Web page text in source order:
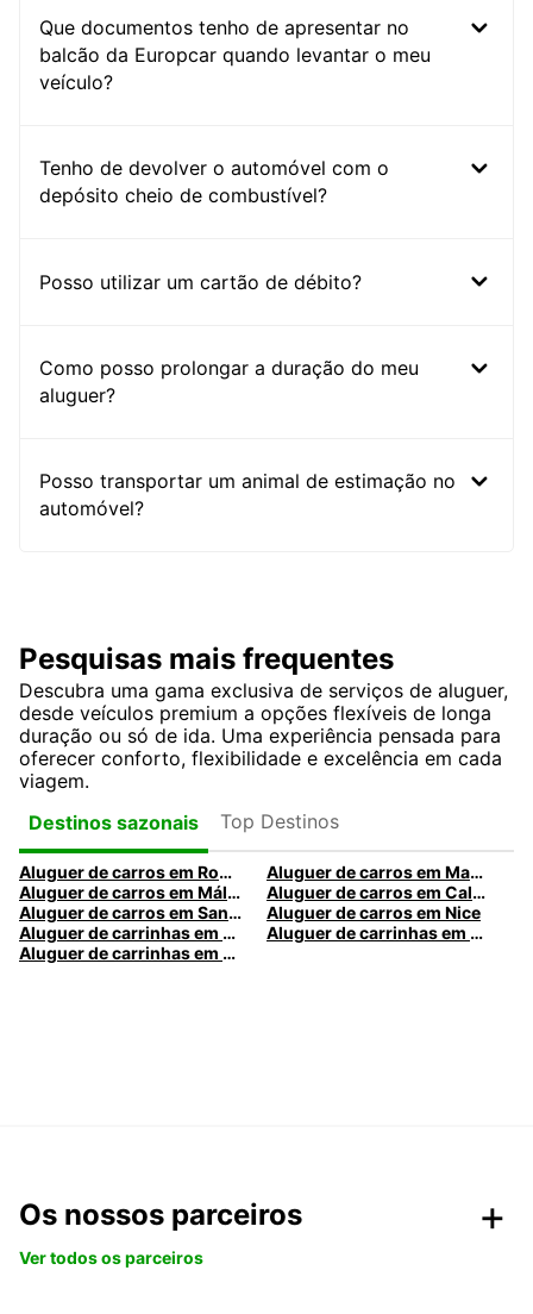
Que documentos tenho de apresentar no
balcão da Europcar quando levantar o meu
veículo?
Tenho de devolver o automóvel com o
depósito cheio de combustível?
Posso utilizar um cartão de débito?
Como posso prolongar a duração do meu
aluguer?
Posso transportar um animal de estimação no
automóvel?
Pesquisas mais frequentes
Descubra uma gama exclusiva de serviços de aluguer,
desde veículos premium a opções flexíveis de longa
duração ou só de ida. Uma experiência pensada para
oferecer conforto, flexibilidade e excelência em cada
viagem.
Destinos sazonais
Top Destinos
Aluguer de carros em Roma
Aluguer de carros em Madrid
Aluguer de carros em Málaga
Aluguer de carros em Caldas da Rainha
Aluguer de carros em Santa Maria da Feira
Aluguer de carros em Nice
Aluguer de carrinhas em Nice
Aluguer de carrinhas em Santa Maria da Feira
Aluguer de carrinhas em Caldas da Rainha
Os nossos parceiros
Ver todos os parceiros